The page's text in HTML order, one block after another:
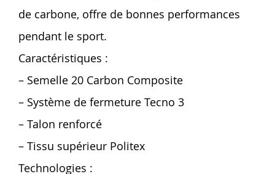
de carbone, offre de bonnes performances
pendant le sport.
Caractéristiques :
– Semelle 20 Carbon Composite
– Système de fermeture Tecno 3
– Talon renforcé
– Tissu supérieur Politex
Technologies :